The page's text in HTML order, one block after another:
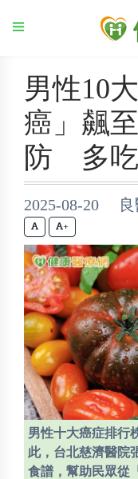
男性10
癌」飆
防 多吃
2025-08-20 良
+
男性十大癌症排行
此，台北慈濟醫院
食譜，幫助民眾從